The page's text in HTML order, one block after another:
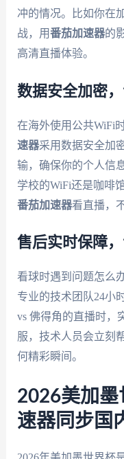
冲的情况。比如你在
战，用番茄加速器的
高清直播体验。
数据安全加密
在海外使用公共WiFi
速器采用数据安全加
输，确保你的个人信
学校的WiFi还是咖啡
番茄加速器看直播，
售后实时保障
看球时遇到问题怎么办
专业的技术团队24小
vs 佛得角的直播时，
服，技术人员会立刻
何精彩瞬间。
2026美加墨
速器同步国